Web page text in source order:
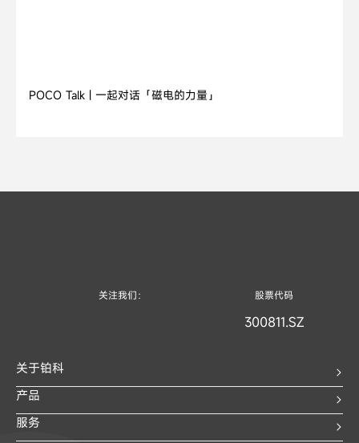
POCO Talk | 一起对话「磁电的力量」
关注我们： 股票代码
300811.SZ
关于铂科
产品
服务